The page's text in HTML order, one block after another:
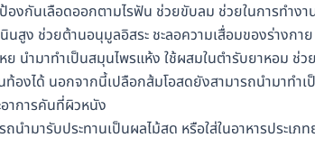
งกันเลือดออกตามไรฟัน ช่วยขับลม ช่วยในการทำง
นสูง ช่วยต้านอนุมูลอิสระ ชะลอความเสื่อมของร่างกา
ย นำมาทำเป็นสมุนไพรแห้ง ใช้ผสมในตำรับยาหอม ช่
องได้ นอกจากนี้เปลือกส้มโอสดยังสามารถนำมาทำ
าการคันที่ผิวหนัง
ำมารับประทานเป็นผลไม้สด หรือใส่ในอาหารประเภ